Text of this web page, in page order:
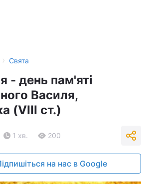
› Свята
- день пам'яті
Василя,
(VIII ст.)
1 хв. 200
на нас в Google